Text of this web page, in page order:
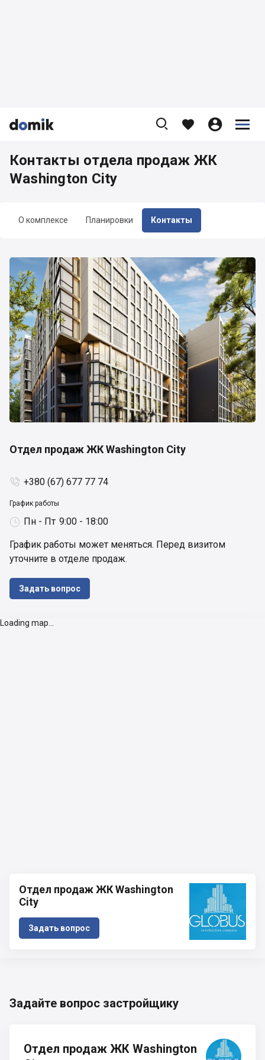


    


О комплексе Планировки Контакты
Контакты отдела продаж ЖК
Washington City
Отдел продаж ЖК Washington City
 +380 (67) 677 77 74
График работы
 Пн - Пт 9:00 - 18:00
График работы может меняться. Перед визитом
уточните в отделе продаж.
Задать вопрос
Loading map...
Отдел продаж ЖК Washington
City
Задать вопрос
Задайте вопрос застройщику
Отдел продаж ЖК Washington